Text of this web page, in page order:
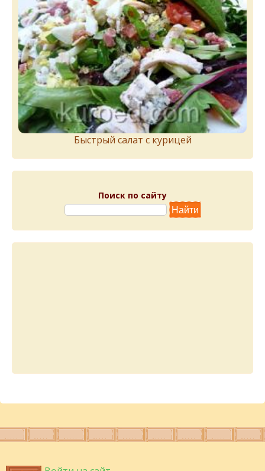
Быстрый салат с курицей
Поиск по сайту